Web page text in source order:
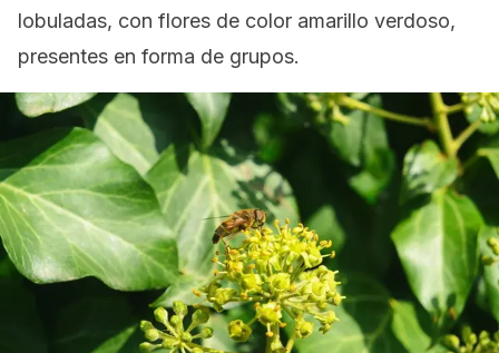
lobuladas, con flores de color amarillo verdoso,
presentes en forma de grupos.